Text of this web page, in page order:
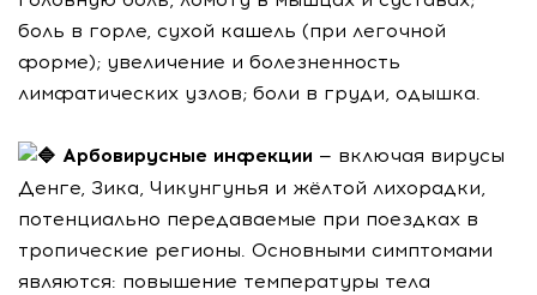
боль в горле, сухой кашель (при легочной
форме); увеличение и болезненность
лимфатических узлов; боли в груди, одышка.
Арбовирусные инфекции — включая вирусы
Денге, Зика, Чикунгунья и жёлтой лихорадки,
потенциально передаваемые при поездках в
тропические регионы. Основными симптомами
являются: повышение температуры тела